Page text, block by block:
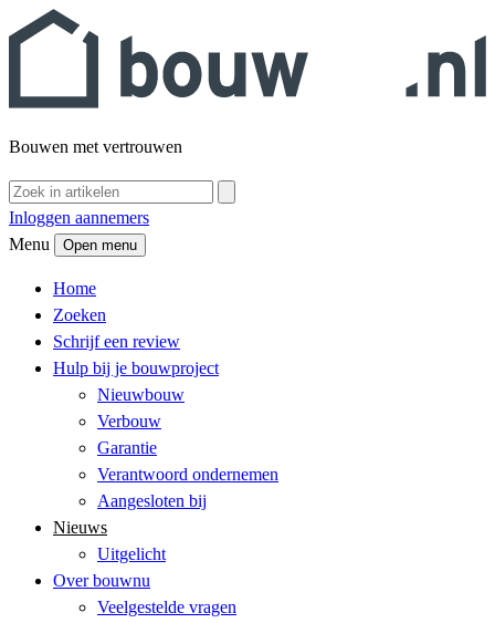
Bouwen met vertrouwen
Inloggen aannemers
Menu
Open menu
Home
Zoeken
Schrijf een review
Hulp bij je bouwproject
Nieuwbouw
Verbouw
Garantie
Verantwoord ondernemen
Aangesloten bij
Nieuws
Uitgelicht
Over bouwnu
Veelgestelde vragen